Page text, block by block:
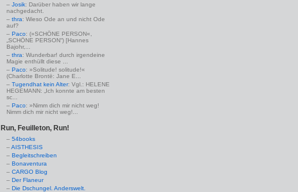
Josik: Darüber haben wir lange
nachgedacht.
thra: Wieso Ode an und nicht Ode
auf?
Paco: (»SCHÖNE PERSON«,
„SCHÖNE PERSON“) [Hannes
Bajohr,...
thra: Wunderbar! durch irgendeine
Magie enthüllt diese ...
Paco: »Solitude! solitude!«
(Charlotte Brontë: Jane E...
Tugendhat kein Alter: Vgl.: HELENE
HEGEMANN: „Ich konnte am besten
sc...
Paco: »Nimm dich mir nicht weg!
Nimm dich mir nicht weg!...
Run, Feuilleton, Run!
54books
AISTHESIS
Begleitschreiben
Bonaventura
CARGO Blog
Der Flaneur
Die Dschungel. Anderswelt.